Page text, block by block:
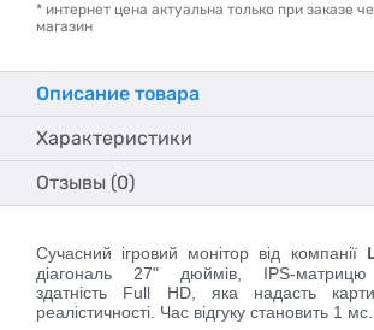
* интернет цена актуальна только при заказе
магазин
Описание товара
Характеристики
Отзывы (0)
Сучасний ігровий монітор від компанії
діагональ 27" дюймів, IPS-матрицю
здатність Full HD,
яка надасть
реалістичності. Час відгуку становить 1 мс.